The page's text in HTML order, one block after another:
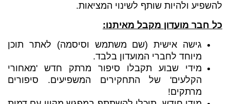
להשפיע ולהיות שותף לשינוי המציאות.
כל חבר מועדון מקבל מאיתנו:
גישה אישית (שם משתמש וסיסמה) לאתר תוכן
מיוחד לחברי המועדון בלבד.
מידי שבוע תקבלו סיפור מרתק חדש 'מאחורי
הקלעים' של התחקירים המשפיעים. סיפורים
מרתקים!